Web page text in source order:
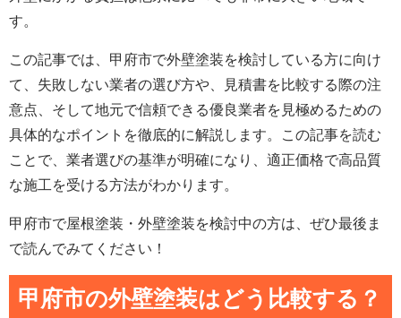
す。
この記事では、甲府市で外壁塗装を検討している方に向け
て、失敗しない業者の選び方や、見積書を比較する際の注
意点、そして地元で信頼できる優良業者を見極めるための
具体的なポイントを徹底的に解説します。この記事を読む
ことで、業者選びの基準が明確になり、適正価格で高品質
な施工を受ける方法がわかります。
甲府市で屋根塗装・外壁塗装を検討中の方は、ぜひ最後ま
で読んでみてください！
甲府市の外壁塗装はどう比較する？